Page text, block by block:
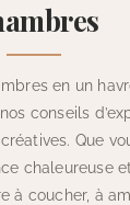
en un
conseils
Que
chaleureuse
à coucher, à